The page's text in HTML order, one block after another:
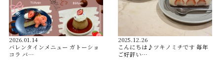
2026.01.14
バレンタインメニュー ガトーショ
コラ バ…
2025.12.26
こんにちは♪ツキノミチです️ 毎年
ご好評い…